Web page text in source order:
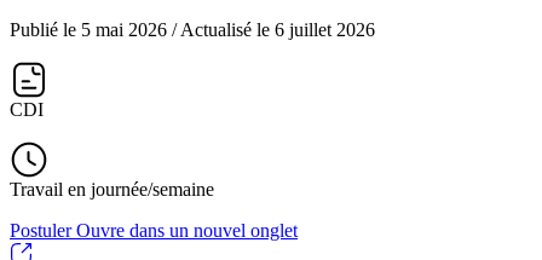
Publié le 5 mai 2026 / Actualisé le 6 juillet 2026
CDI
Travail en journée/semaine
PostulerOuvre dans un nouvel onglet